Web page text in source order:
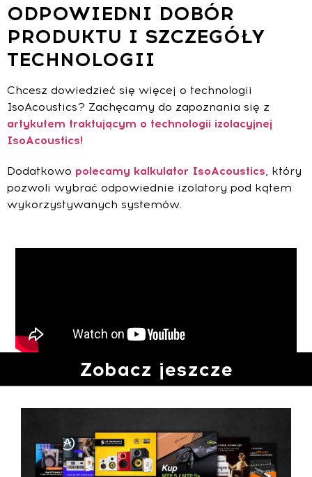
ODPOWIEDNI DOBÓR
PRODUKTU I SZCZEGÓŁY
TECHNOLOGII
Chcesz dowiedzieć się więcej o technologii
IsoAcoustics? Zachęcamy do zapoznania się z
artykułem traktującym o technologii izolacyjnej
IsoAcoustics!
Dodatkowo polecamy kalkulator IsoAcoustics , który
pozwoli wybrać odpowiednie izolatory pod kątem
wykorzystywanych systemów.
Zobacz jeszcze